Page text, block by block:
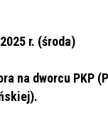
r. (środa)
na dworcu PKP